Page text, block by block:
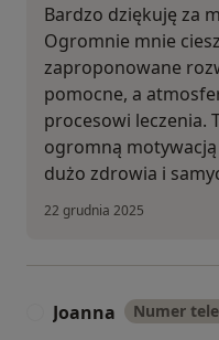
Bardzo dziękuję za
Ogromnie mnie
zaproponowane
pomocne, a
procesowi leczenia.
ogromną motywacją
dużo zdrowia i
22 grudnia 2025
Joanna Numer